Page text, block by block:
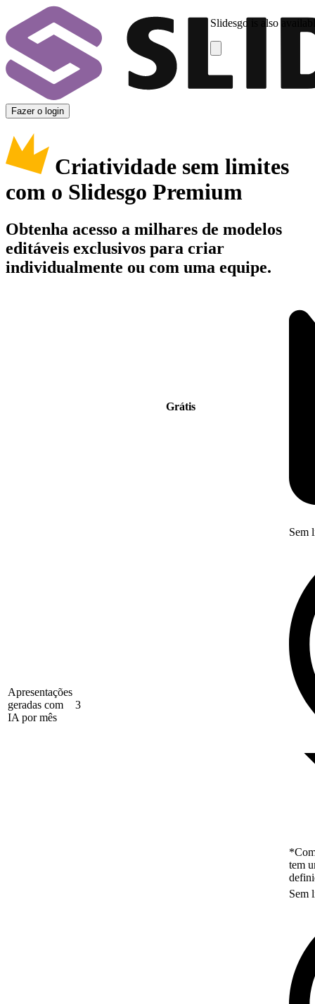
Slidesgo is also
Fazer o login
Criatividade sem limites
com o Slidesgo Premium
Obtenha acesso a milhares de modelos
editáveis exclusivos para criar
individualmente ou com uma equipe.
Grátis
Apresentações
geradas com
IA por mês
3
Sem
tem
Sem